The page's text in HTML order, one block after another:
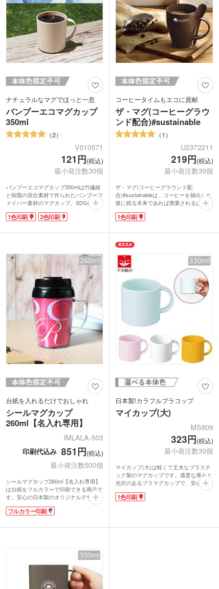
ナチュラルなマグでほっと一息
バンブーエコマグカップ
350ml
2
V010571
121円(税込)
最小発注数30個
バンブーエコマグカップ350mlは竹繊維
と樹脂の混合素材で作られたバンブーフ
ァイバー素材のマグカップ。SDGsで環
境に優しいエコグッズが注目される昨
今、毎日使うマグカップもサステイナブ
を使用することで、プラスチック削減・
割れにくくさらっとなめらかな質感で
す。
ロゴやイラストを印刷してオリジナルエ
コグッズに。安価で配布しやすく、日常
的に使用頻度が高いマグカップはPR効
果も期待できます。
1色印刷 2色印刷
コーヒータイムもエコに貢献
ザ・マグ(コーヒーグラウ
ンド配合)#sustainable
1
U2372211
219円(税込)
最小発注数30個
ザ・マグ(コーヒーグラウンド配
合)#sustainableは、コーヒーを抽出した
後に残る本来であれば廃棄されるはずの
豆かす(コーヒーグラウンド)を使用し
た、アップサイクルのマグカップ。
すすめです。
手になじむテーパーのかかったデザイ
ン。スプーンをコップと一緒に収納でき
るので、飲みたい時にスマートに準備が
できます。
1色印刷で名入れが可能。コーヒーを連
想させる濃いめのブラウンは、名入れが
映えます。カフェやアパレルショップの
周年記念品などにいかがでしょうか。
1色印刷
台紙を入れるだけでおしゃれ
シールマグカップ
260ml【名入れ専用】
IMLALA-503
印刷代込み 851円(税込)
最小発注数500個
シールマグカップ260ml【名入れ専用】
は台紙をフルカラーで印刷できる商品で
す。安心の日本製のオリジナルデザイン
タンブラーが簡単に作れます。超音波加
工という特殊な方法でカップを溶着する
きなくなります。宣伝効果が長く続くの
底面の滑り止めや、保冷温効果のある2
重構造など、細かい所までこだわってい
ます。そのままでもおしゃれな形状なの
で台紙を入れただけで簡単にクオリティ
フルカラー印刷
日本製!カラフルプラコップ
マイカップ(大)
MS809
323円(税込)
最小発注数30個
マイカップ(大)は軽くて丈夫なプラスチ
ック製のマグカップです。適度な厚みと
光沢のあるプラマグカップで、安心の日
本製。うっかり落としても割れません。
お子様用ノベルティに一押しのアイテム
インナップ。お好きな色をお選びいただ
1色印刷